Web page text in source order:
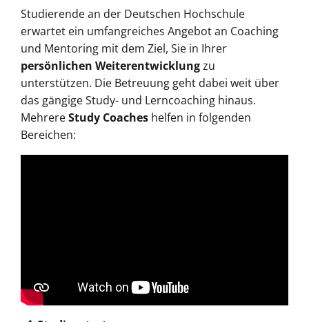
Studierende an der Deutschen Hochschule
erwartet ein umfangreiches Angebot an Coaching
und Mentoring mit dem Ziel, Sie in Ihrer
persönlichen Weiterentwicklungzu
unterstützen. Die Betreuung geht dabei weit über
das gängige Study- und Lerncoaching hinaus.
MehrereStudy Coaches helfen in folgenden
Bereichen: